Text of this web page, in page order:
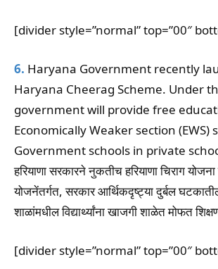
[divider style=”normal” top=”00″
6. Haryana Government recently
Haryana Cheerag Scheme. Under
government will provide free
Economically Weaker section (EWS)
Government schools in private
हरियाणा सरकारने नुकतीच हरियाणा चिराग
योजनेंतर्गत, सरकार आर्थिकदृष्ट्या दुर्बल
शाळांमधील विद्यार्थ्यांना खाजगी शाळेत मोफत
[divider style=”normal” top=”00″